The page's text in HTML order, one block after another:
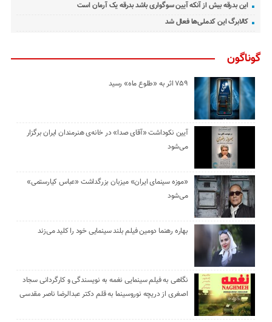
این بدرقه بیش از آنکه آیین سوگواری باشد بدرقه یک آرمان است
کالابرگ این کدملی‌ها فعال شد
گوناگون
۷۵۹ اثر به «طلوع ماه» رسید
آیین نکوداشت «آقای صدا» در خانه‌ی هنرمندان ایران برگزار
می‌شود
«موزه سینمای ایران» میزبان بزرگداشت «عباس کیارستمی»
می‌شود
بهاره رهنما دومین فیلم بلند سینمایی خود را کلید می‌زند
نگاهی به فیلم سینمایی نغمه به نویسندگی و کارگردانی سجاد
اصغری از دریچه نوروسینما به قلم دکتر عبدالرضا ناصر مقدسی